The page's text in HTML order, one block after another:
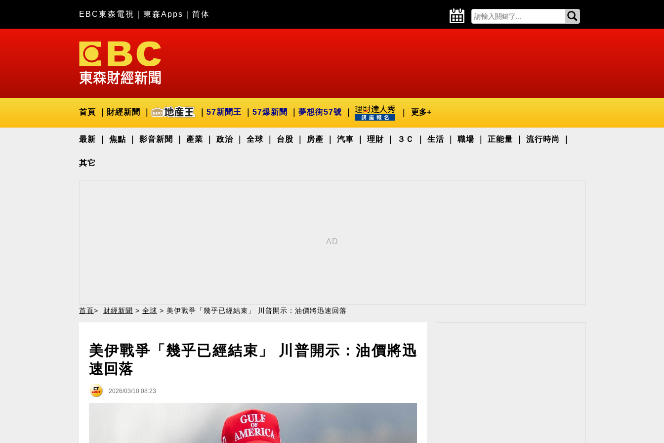
EBC東森電視 東森Apps 简体
首頁 財經新聞 57新聞王 57爆新聞 夢想街57號 更多+
最新 焦點 影音新聞 產業 政治 全球 台股 房產 汽車 理財 ３Ｃ 生活 職場 正能量 流行時尚
其它
首頁> 財經新聞 > 全球 > 美伊戰爭「幾乎已經結束」 川普開示：油價將迅速回落
美伊戰爭「幾乎已經結束」 川普開示：油價將迅
速回落
2026/03/10 08:23